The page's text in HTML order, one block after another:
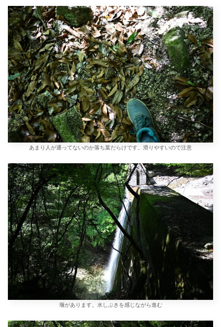
あまり人が通ってないのか落ち葉だらけです。滑りやすいので注意
堰があります。水しぶきを感じながら進む